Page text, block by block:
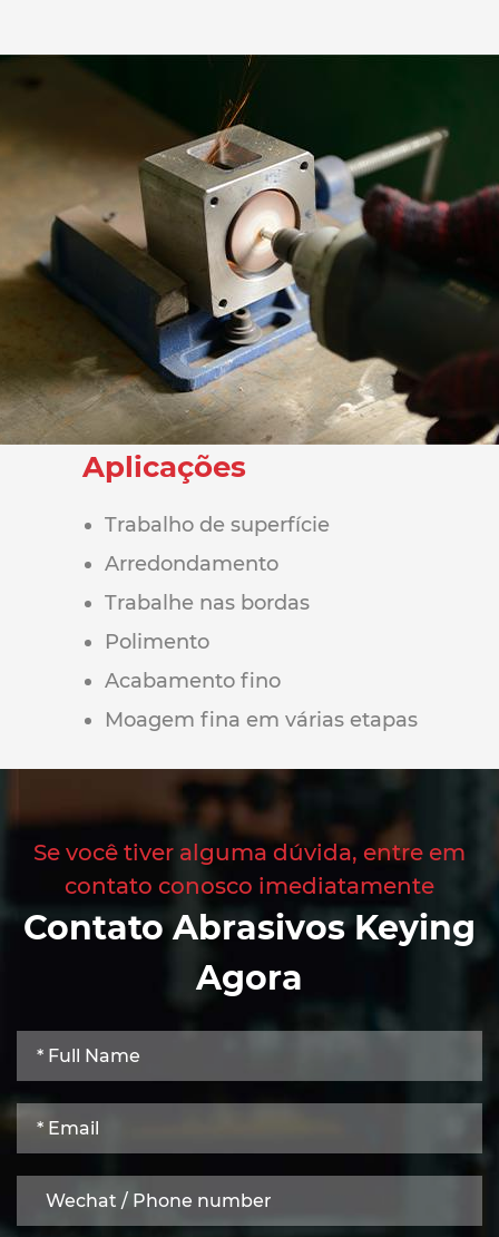
Aplicações
Trabalho de superfície
Arredondamento
Trabalhe nas bordas
Polimento
Acabamento fino
Moagem fina em várias etapas
Se você tiver alguma dúvida, entre em
contato conosco imediatamente
Contato Abrasivos Keying
Agora